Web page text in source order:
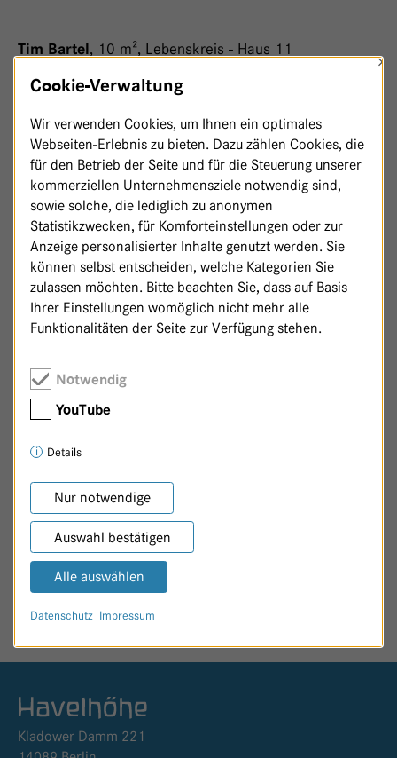
Tim Bartel , 10 m², Lebenskreis - Haus 11
Cornelia Bauer,Lebenskreis - Haus 11
Fam. Besold,Lebenskreis - Haus 11
Marion und Daniela Brüssel und Zahl,4 m²,
Lebenskreis - Haus 11
Zurück zur Patenschaftsseite
SEITE TEILEN
Logo GKH Havelhöhe
Kladower Damm 221
Cookie-Verwaltung
×
Wir verwenden Cookies, um Ihnen ein optimales
Webseiten-Erlebnis zu bieten. Dazu zählen Cookies, die
für den Betrieb der Seite und für die Steuerung unserer
kommerziellen Unternehmensziele notwendig sind,
sowie solche, die lediglich zu anonymen
Statistikzwecken, für Komforteinstellungen oder zur
Anzeige personalisierter Inhalte genutzt werden. Sie
können selbst entscheiden, welche Kategorien Sie
zulassen möchten. Bitte beachten Sie, dass auf Basis
Ihrer Einstellungen womöglich nicht mehr alle
Funktionalitäten der Seite zur Verfügung stehen.
Notwendig
YouTube
Details
Nur notwendige
Auswahl bestätigen
Alle auswählen
Datenschutz Impressum